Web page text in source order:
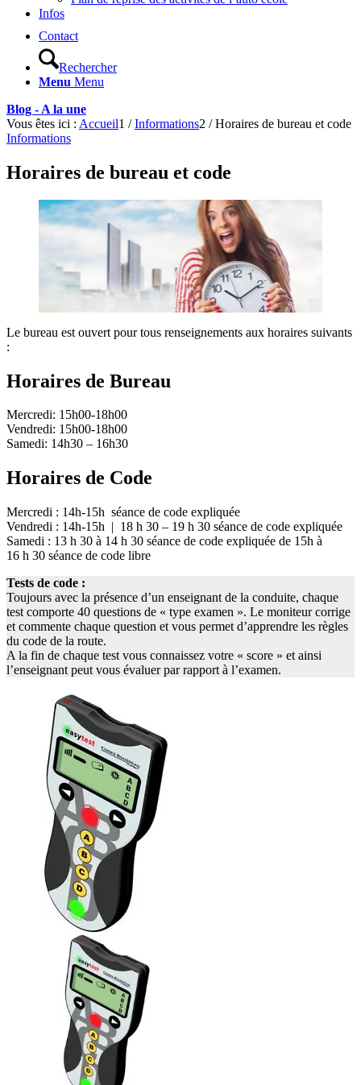
Infos
Contact
Rechercher
Menu Menu
Blog - A la une
Vous êtes ici : Accueil1 / Informations2 / Horaires de bureau et code
Informations
Horaires de bureau et code
Le bureau est ouvert pour tous renseignements aux horaires suivants
:
Horaires de Bureau
Mercredi: 15h00-18h00
Vendredi: 15h00-18h00
Samedi: 14h30 – 16h30
Horaires de Code
Mercredi : 14h-15h séance de code expliquée
Vendredi : 14h-15h | 18 h 30 – 19 h 30 séance de code expliquée
Samedi : 13 h 30 à 14 h 30 séance de code expliquée de 15h à
16 h 30 séance de code libre
Tests de code :
Toujours avec la présence d’un enseignant de la conduite, chaque
test comporte 40 questions de « type examen ». Le moniteur corrige
et commente chaque question et vous permet d’apprendre les règles
du code de la route.
A la fin de chaque test vous connaissez votre « score » et ainsi
l’enseignant peut vous évaluer par rapport à l’examen.